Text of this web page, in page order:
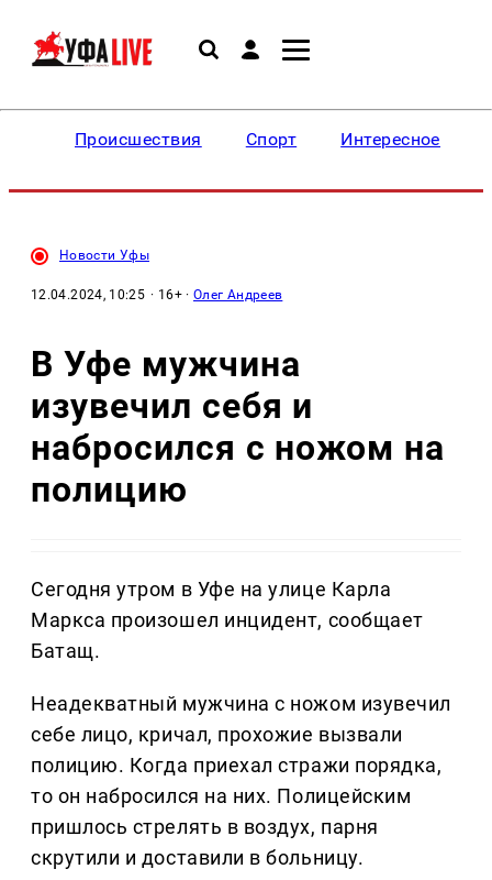
Происшествия Спорт Интересное
Новости Уфы
12.04.2024, 10:25 · 16+ ·Олег Андреев
В Уфе мужчина
изувечил себя и
набросился с ножом на
полицию
Сегодня утром в Уфе на улице Карла
Маркса произошел инцидент, сообщает
Батащ.
Неадекватный мужчина с ножом изувечил
себе лицо, кричал, прохожие вызвали
полицию. Когда приехал стражи порядка,
то он набросился на них. Полицейским
пришлось стрелять в воздух, парня
скрутили и доставили в больницу.